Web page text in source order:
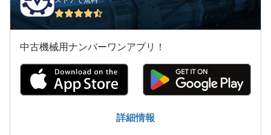
狭トラック トラクター
産業用掃除機
貯蔵タンク
中古機械用ナンバーワンアプリ！
詳細情報